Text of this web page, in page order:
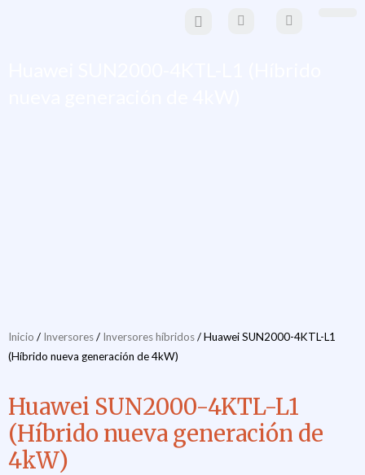
Inicio / Inversores/ Inversores híbridos/ Huawei SUN2000-4KTL-L1
(Híbrido nueva generación de 4kW)
Huawei SUN2000-4KTL-L1
(Híbrido nueva generación de
4kW)